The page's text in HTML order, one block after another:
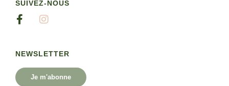
SUIVEZ-NOUS
NEWSLETTER
Je m'abonne